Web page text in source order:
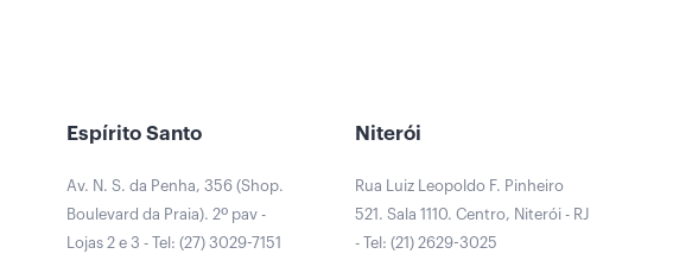
Espírito Santo
Av. N. S. da Penha, 356 (Shop.
Boulevard da Praia). 2º pav -
Lojas 2 e 3 - Tel: (27) 3029-7151
Niterói
Rua Luiz Leopoldo F. Pinheiro
521. Sala 1110. Centro, Niterói - RJ
- Tel: (21) 2629-3025